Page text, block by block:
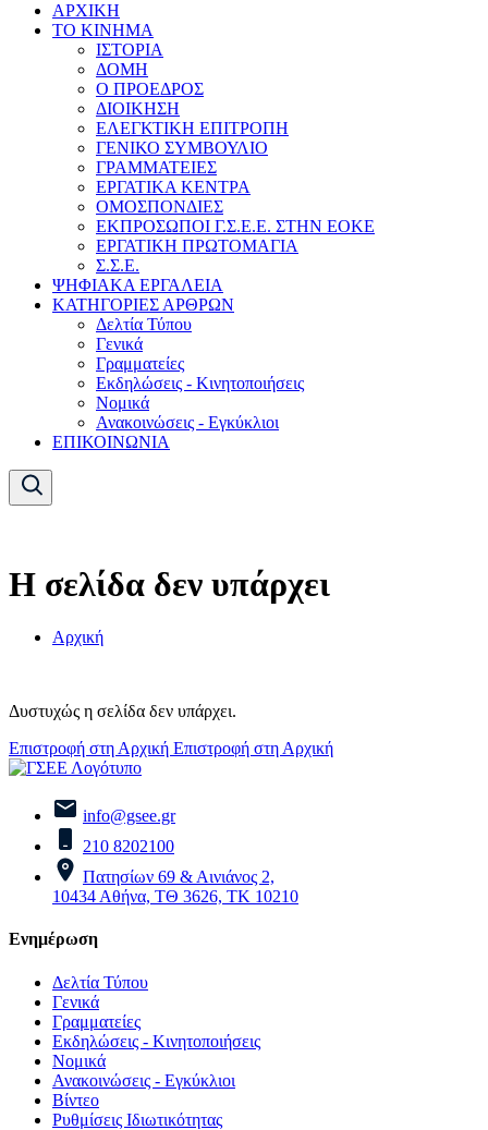
ΑΡΧΙΚΗ
ΤΟ ΚΙΝΗΜΑ
ΙΣΤΟΡΙΑ
ΔΟΜΗ
Ο ΠΡΟΕΔΡΟΣ
ΔΙΟΙΚΗΣΗ
ΕΛΕΓΚΤΙΚΗ ΕΠΙΤΡΟΠΗ
ΓΕΝΙΚΟ ΣΥΜΒΟΥΛΙΟ
ΓΡΑΜΜΑΤΕΙΕΣ
ΕΡΓΑΤΙΚΑ ΚΕΝΤΡΑ
ΟΜΟΣΠΟΝΔΙΕΣ
ΕΚΠΡΟΣΩΠΟΙ Γ.Σ.Ε.Ε. ΣΤΗΝ ΕΟΚΕ
ΕΡΓΑΤΙΚΗ ΠΡΩΤΟΜΑΓΙΑ
Σ.Σ.Ε.
ΨΗΦΙΑΚΑ ΕΡΓΑΛΕΙΑ
ΚΑΤΗΓΟΡΙΕΣ ΑΡΘΡΩΝ
Δελτία Τύπου
Γενικά
Γραμματείες
Εκδηλώσεις - Κινητοποιήσεις
Νομικά
Ανακοινώσεις - Εγκύκλιοι
ΕΠΙΚΟΙΝΩΝΙΑ
Η σελίδα δεν υπάρχει
Αρχική
Δυστυχώς η σελίδα δεν υπάρχει.
Επιστροφή στη Αρχική Επιστροφή στη Αρχική
info@gsee.gr
210 8202100
Πατησίων 69 & Αινιάνος 2,
10434 Αθήνα, ΤΘ 3626, ΤΚ 10210
Ενημέρωση
Δελτία Τύπου
Γενικά
Γραμματείες
Εκδηλώσεις - Κινητοποιήσεις
Νομικά
Ανακοινώσεις - Εγκύκλιοι
Βίντεο
Ρυθμίσεις Ιδιωτικότητας